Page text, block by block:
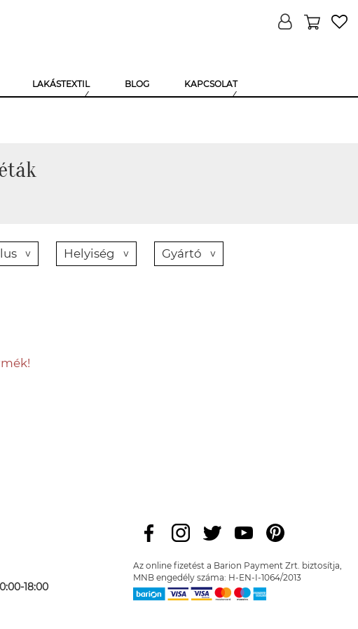
LAKÁSTEXTIL BLOG KAPCSOLAT
Helyiség Gyártó
18:00
Az online fizetést a Barion Payment Zrt. biztosítja,
MNB engedély száma: H-EN-I-1064/2013